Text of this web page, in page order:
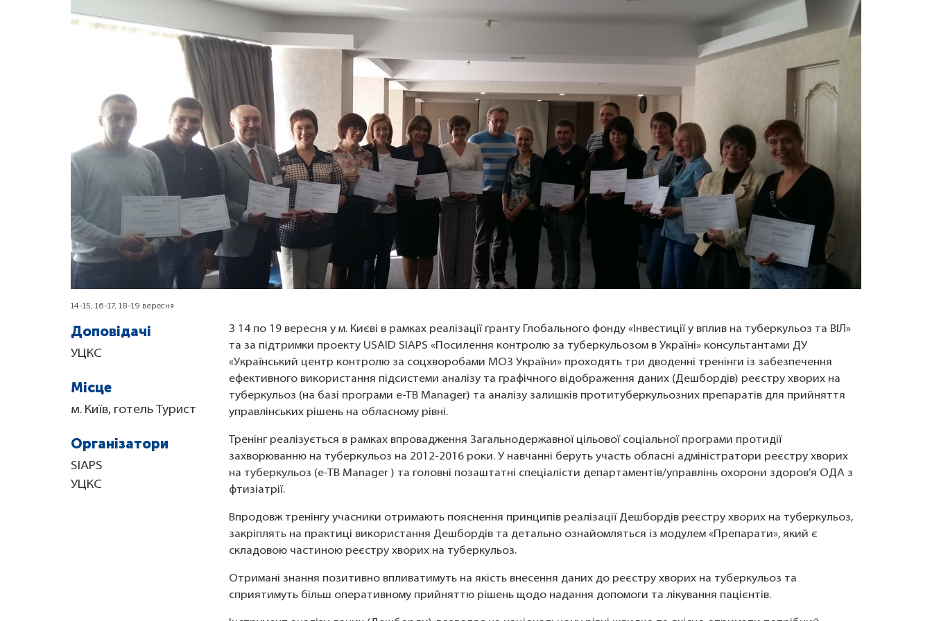
14-15, 16-17, 18-19 вересня
Доповідачі
УЦКС
Місце
м. Київ, готель Турист
Організатори
SIAPS
УЦКС
З 14 по 19 вересня у м. Києві в рамках реалізації гранту Глобального фонду «Інвестиції у вплив на туберкульоз та ВІЛ»
та за підтримки проекту USAID SIAPS «Посилення контролю за туберкульозом в Україні» консультантами ДУ
«Український центр контролю за соцхворобами МОЗ України» проходять три дводенні тренінги із забезпечення
ефективного використання підсистеми аналізу та графічного відображення даних (Дешбордів) реєстру хворих на
туберкульоз (на базі програми e-TB Мanager) та аналізу залишків протитуберкульозних препаратів для прийняття
управлінських рішень на обласному рівні.
Тренінг реалізується в рамках впровадження Загальнодержавної цільової соціальної програми протидії
захворюванню на туберкульоз на 2012-2016 роки. У навчанні беруть участь обласні адміністратори реєстру хворих
на туберкульоз (e-TB Мanager ) та головні позаштатні спеціалісти департаментів/управлінь охорони здоров’я ОДА з
фтизіатрії.
Впродовж тренінгу учасники отримають пояснення принципів реалізації Дешбордів реєстру хворих на туберкульоз,
закріплять на практиці використання Дешбордів та детально ознайомляться із модулем «Препарати», який є
складовою частиною реєстру хворих на туберкульоз.
Отримані знання позитивно впливатимуть на якість внесення даних до реєстру хворих на туберкульоз та
сприятимуть більш оперативному прийняттю рішень щодо надання допомоги та лікування пацієнтів.